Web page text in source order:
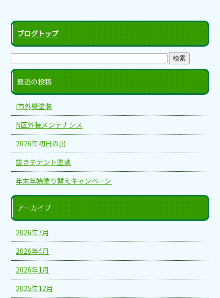
ブログトップ
最近の投稿
I市外壁塗装
N区外装メンテナンス
2026年初日の出
空きテナント塗装
年末年始塗り替えキャンペーン
アーカイブ
2026年7月
2026年4月
2026年1月
2025年12月